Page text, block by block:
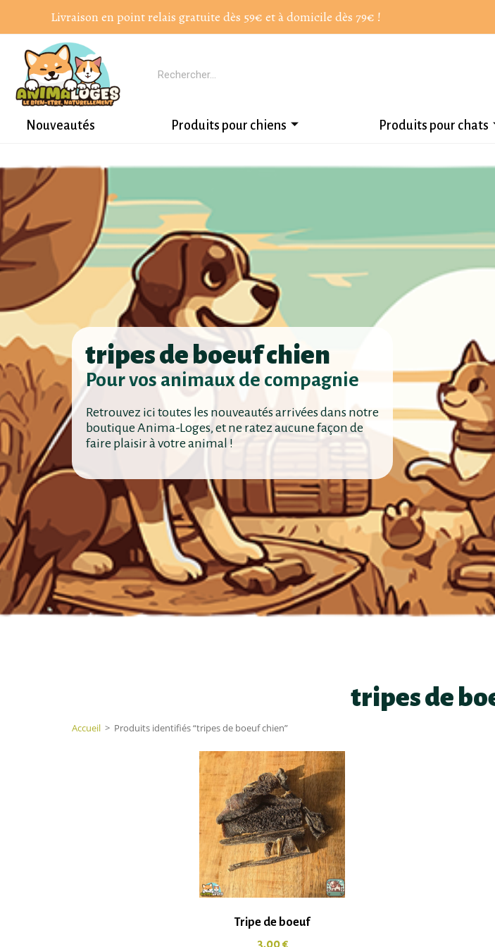
Livraison en point relais gratuite dès 59€ et à domicile dès 79€ !
Nouveautés Produits pour chiens Produits pour chats
tripes de boeuf chien
Pour vos animaux de compagnie
Retrouvez ici toutes les nouveautés arrivées dans notre
boutique Anima-Loges, et ne ratez aucune façon de
faire plaisir à votre animal !
tripes de
Accueil > Produits identifiés “tripes de boeuf chien”
Tripe de boeuf
3,00€